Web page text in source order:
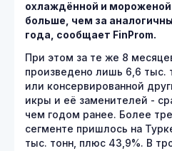
охлаждённой и мороженой
больше, чем за
года, сообщает FinProm.
При этом за те же 8
произведено лишь 6,6 тыс.
или консервированной
икры и её заменителей -
чем годом ранее. Более
сегменте пришлось на
тыс. тонн, плюс 43,9%. В